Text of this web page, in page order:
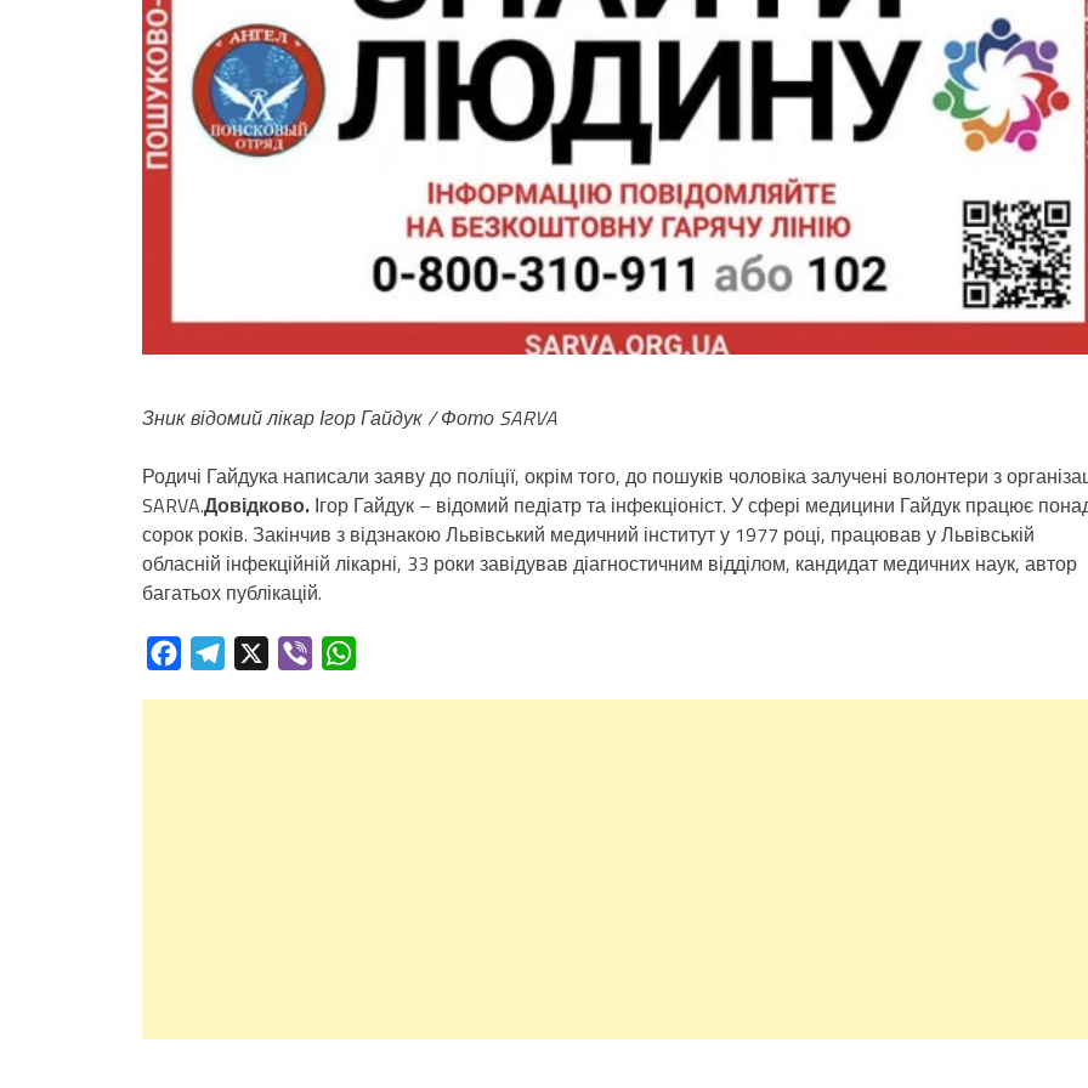
Зник відомий лікар Ігор Гайдук / Фото SARVA
Родичі Гайдука написали заяву до поліції, окрім того, до пошуків чоловіка залучені волонтери з
SARVA.Довідково. Ігор Гайдук – відомий педіатр та інфекціоніст. У сфері медицини Гайдук працює
сорок років. Закінчив з відзнакою Львівський медичний інститут у 1977 році, працював у Львівській
обласній інфекційній лікарні, 33 роки завідував діагностичним відділом, кандидат медичних наук, автор
багатьох публікацій.
FacebookTelegram Viber